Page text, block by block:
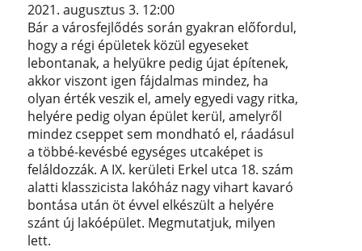
2021. augusztus 3. 12:00
Bár a városfejlődés során gyakran előfordul,
hogy a régi épületek közül egyeseket
lebontanak, a helyükre pedig újat építenek,
akkor viszont igen fájdalmas mindez, ha
olyan érték veszik el, amely egyedi vagy ritka,
helyére pedig olyan épület kerül, amelyről
mindez cseppet sem mondható el, ráadásul
a többé-kevésbé egységes utcaképet is
feláldozzák. A IX. kerületi Erkel utca 18. szám
alatti klasszicista lakóház nagy vihart kavaró
bontása után öt évvel elkészült a helyére
szánt új lakóépület. Megmutatjuk, milyen
lett.